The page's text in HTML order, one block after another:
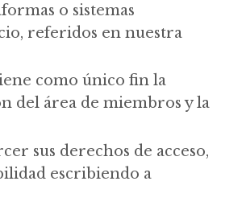
o sistemas
referidos en nuestra
como único fin la
del área de miembros y la
sus derechos de acceso,
escribiendo a